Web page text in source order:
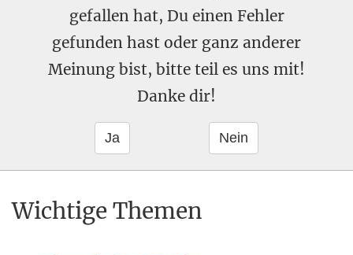
gefallen hat, Du einen Fehler
gefunden hast oder ganz anderer
Meinung bist, bitte teil es uns mit!
Danke dir!
Wichtige Themen